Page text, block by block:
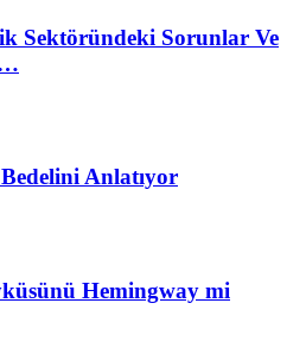
Sektöründeki Sorunlar Ve
Anlatıyor
Hemingway mi